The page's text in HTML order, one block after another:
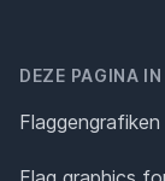
DEZE PAGINA